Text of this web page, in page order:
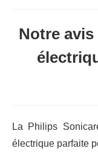
Notre
La Philips
électrique parfaite